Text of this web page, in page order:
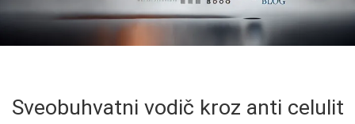
Sveobuhvatni vodič kroz anti celulit